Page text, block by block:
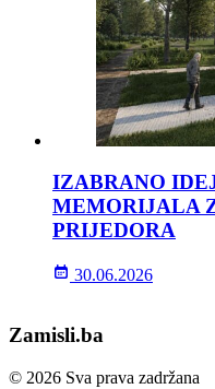
IZABRANO
MEMORIJALA
PRIJEDORA
30.06.2026
Zamisli.ba
© 2026 Sva prava zadržana